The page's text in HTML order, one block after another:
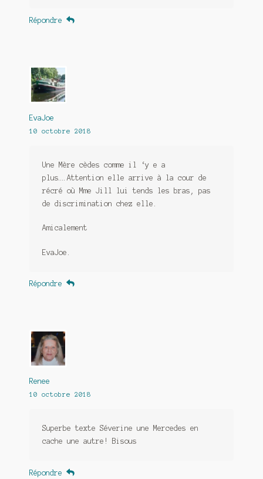
Répondre
EvaJoe
10 octobre 2018
Une Mère cèdes comme il ‘y e a
plus….Attention elle arrive à la cour de
récré où Mme Jill lui tends les bras, pas
de discrimination chez elle.
Amicalement
EvaJoe.
Répondre
Renee
10 octobre 2018
Superbe texte Séverine une Mercedes en
cache une autre! Bisous
Répondre